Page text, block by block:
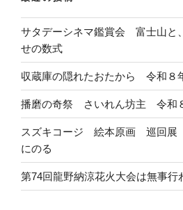
サタデーシネマ鑑賞会 富士山と
せの数式
収蔵庫の隠れたおたから 令和８
播磨の奇祭 さいれん坊主 令和
スズキコージ 絵本原画 巡回
にのる
第74回龍野納涼花火大会は無事行